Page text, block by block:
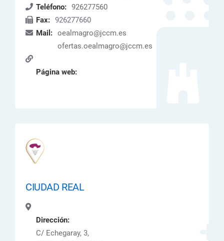
Teléfono: 926277560
Fax: 926277660
Mail: oealmagro@jccm.es
ofertas.oealmagro@jccm.es
Página web:
CIUDAD REAL
Dirección:
C/ Echegaray, 3,